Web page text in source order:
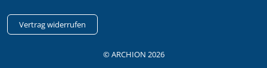
Vertrag widerrufen
© ARCHION 2026